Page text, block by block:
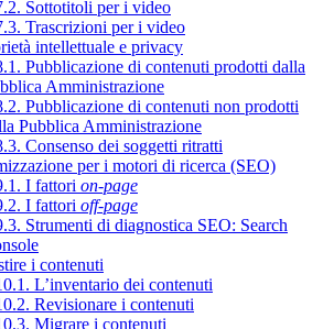
Sottotitoli per i video
Trascrizioni per i video
intellettuale e privacy
Pubblicazione di contenuti prodotti dalla
Amministrazione
Pubblicazione di contenuti non prodotti
Pubblica Amministrazione
Consenso dei soggetti ritratti
per i motori di ricerca (SEO)
I fattori on-page
I fattori off-page
Strumenti di diagnostica SEO: Search
i contenuti
L’inventario dei contenuti
Revisionare i contenuti
Migrare i contenuti